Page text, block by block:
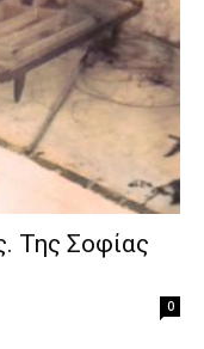
Της Σοφίας
0